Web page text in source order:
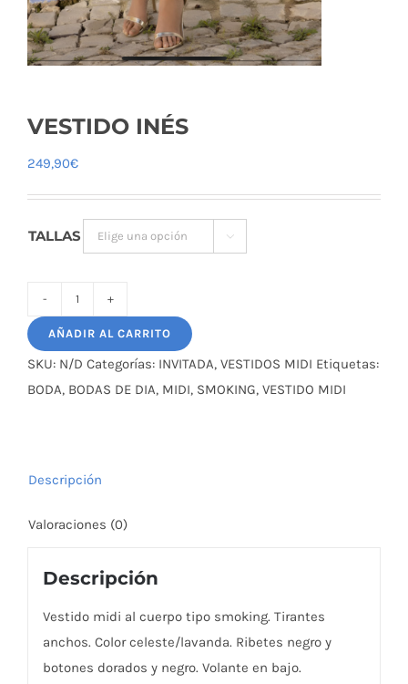
VESTIDO INÉS
249,90€
TALLAS 
INÉS
cantidad
AÑADIR AL CARRITO
SKU: N/D Categorías: INVITADA, VESTIDOS MIDI Etiquetas:
BODA, BODAS DE DIA, MIDI, SMOKING, VESTIDO MIDI
Descripción
Valoraciones (0)
Descripción
Vestido midi al cuerpo tipo smoking. Tirantes
anchos. Color celeste/lavanda. Ribetes negro y
botones dorados y negro. Volante en bajo.